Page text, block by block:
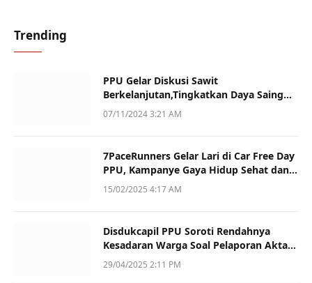
Trending
PPU Gelar Diskusi Sawit
Berkelanjutan,Tingkatkan Daya Saing
dan Kualitas
07/11/2024 3:21 AM
7PaceRunners Gelar Lari di Car Free Day
PPU, Kampanye Gaya Hidup Sehat dan
Dukung UMKM
15/02/2025 4:17 AM
Disdukcapil PPU Soroti Rendahnya
Kesadaran Warga Soal Pelaporan Akta
Kematian
29/04/2025 2:11 PM